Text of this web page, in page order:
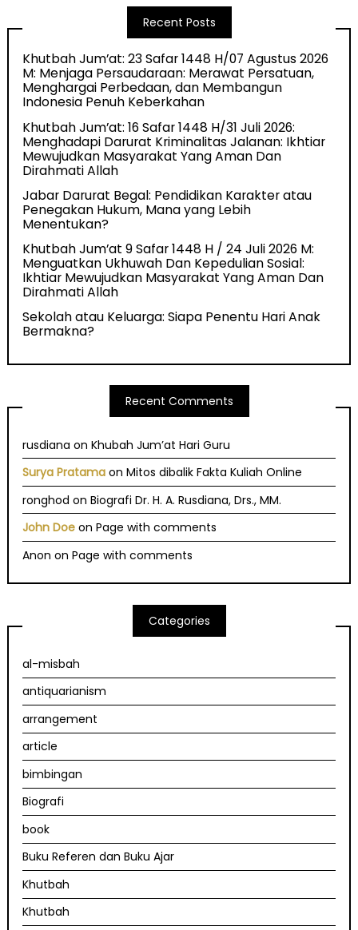
Recent Posts
Khutbah Jum’at: 23 Safar 1448 H/07 Agustus 2026
M: Menjaga Persaudaraan: Merawat Persatuan,
Menghargai Perbedaan, dan Membangun
Indonesia Penuh Keberkahan
Khutbah Jum’at: 16 Safar 1448 H/31 Juli 2026:
Menghadapi Darurat Kriminalitas Jalanan: Ikhtiar
Mewujudkan Masyarakat Yang Aman Dan
Dirahmati Allah
Jabar Darurat Begal: Pendidikan Karakter atau
Penegakan Hukum, Mana yang Lebih
Menentukan?
Khutbah Jum’at 9 Safar 1448 H / 24 Juli 2026 M:
Menguatkan Ukhuwah Dan Kepedulian Sosial:
Ikhtiar Mewujudkan Masyarakat Yang Aman Dan
Dirahmati Allah
Sekolah atau Keluarga: Siapa Penentu Hari Anak
Bermakna?
Recent Comments
rusdiana onKhubah Jum’at Hari Guru
Surya Pratama onMitos dibalik Fakta Kuliah Online
ronghod onBiografi Dr. H. A. Rusdiana, Drs., MM.
John Doe onPage with comments
Anon onPage with comments
Categories
al-misbah
antiquarianism
arrangement
article
bimbingan
Biografi
book
Buku Referen dan Buku Ajar
Khutbah
Khutbah